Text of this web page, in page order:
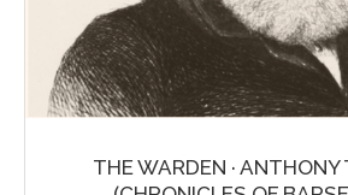
THE WARDEN · ANTHONY